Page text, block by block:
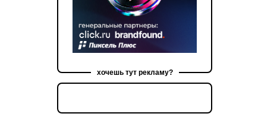
хочешь тут рекламу?